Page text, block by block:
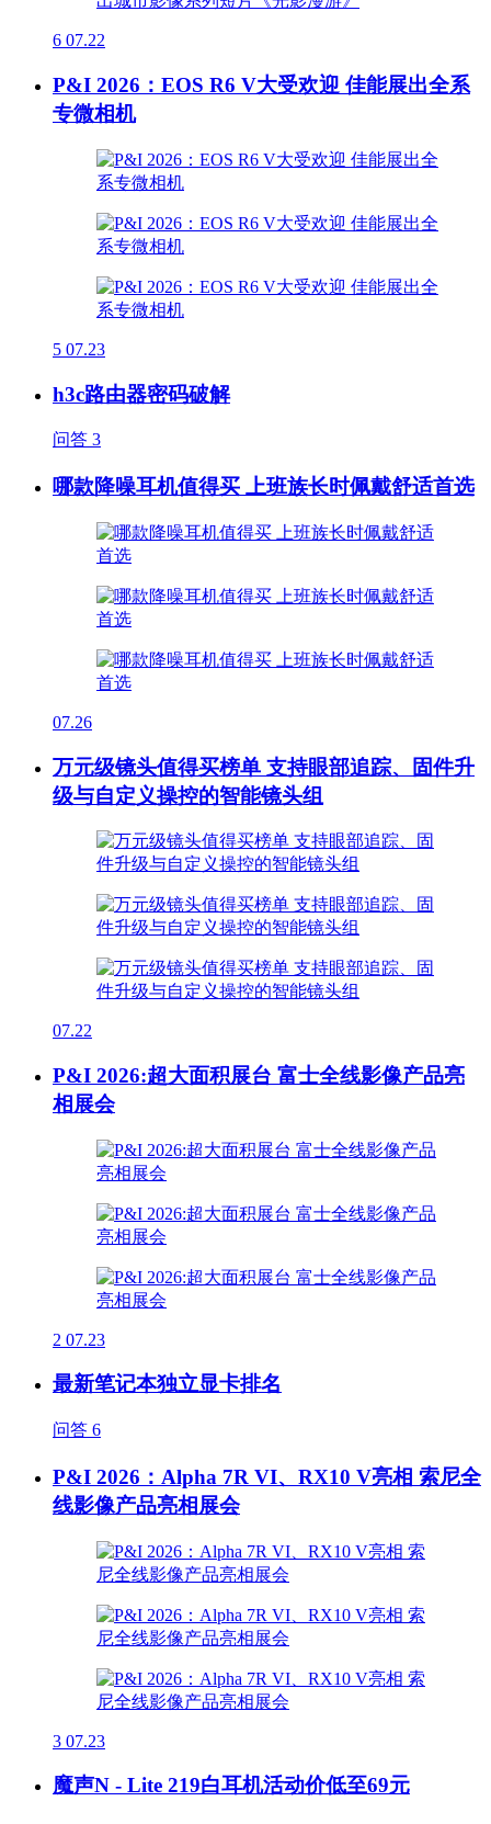
6 07.22
P&I 2026：EOS R6 V大受欢迎 佳能展出全系
专微相机
5 07.23
h3c路由器密码破解
问答 3
哪款降噪耳机值得买 上班族长时佩戴舒适首选
07.26
万元级镜头值得买榜单 支持眼部追踪、固件升
级与自定义操控的智能镜头组
07.22
P&I 2026:超大面积展台 富士全线影像产品亮
相展会
2 07.23
最新笔记本独立显卡排名
问答 6
P&I 2026：Alpha 7R VI、RX10 V亮相 索尼全
线影像产品亮相展会
3 07.23
魔声N - Lite 219白耳机活动价低至69元